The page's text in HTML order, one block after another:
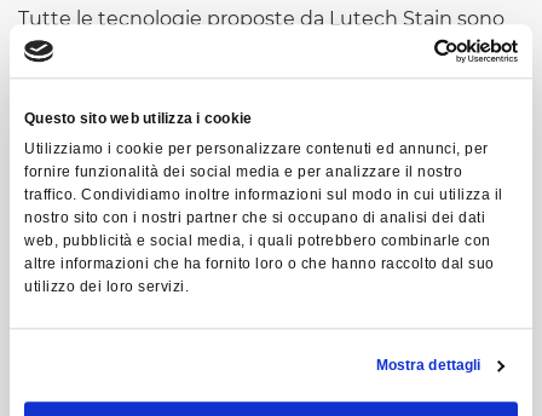
Questo sito web utilizza i cookie
Utilizziamo i cookie per personalizzare contenuti ed annunci, per
fornire funzionalità dei social media e per analizzare il nostro
traffico. Condividiamo inoltre informazioni sul modo in cui utilizza il
nostro sito con i nostri partner che si occupano di analisi dei dati
web, pubblicità e social media, i quali potrebbero combinarle con
altre informazioni che ha fornito loro o che hanno raccolto dal suo
utilizzo dei loro servizi.
Mostra dettagli
Tutte le tecnologie proposte da Lutech Stain sono
pensate in ottica
, integrate con
funzionalità evolute diArtificial Intelligence,
continua dei processi produttivi.
La partecipazione aPLAST 2026rappresenta per
Lutech Stain un’importante occasione per
confrontarsi con il mercato internazionale, creare
nuove sinergie e accompagnare le imprese
manifatturiere verso una produzione sempre più